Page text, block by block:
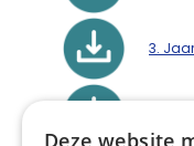
3.
4.
Deze website